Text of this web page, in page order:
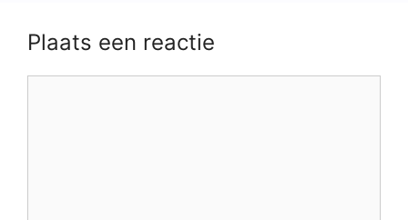
Plaats een reactie